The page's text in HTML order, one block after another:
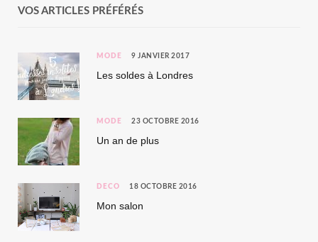
VOS ARTICLES PRÉFÉRÉS
MODE 9 JANVIER 2017
Les soldes à Londres
MODE 23 OCTOBRE 2016
Un an de plus
DÉCO 18 OCTOBRE 2016
Mon salon